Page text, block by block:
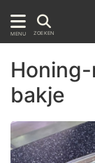
MENU ZOEKEN
bakje